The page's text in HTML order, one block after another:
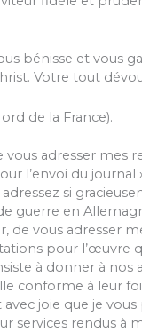
bénisse et vous
Votre tout
de la France).
vous adresser mes
l’envoi du journal
adressez si
guerre en
de vous adresser
pour l’œuvre
à donner à nos
conforme à leur
avec joie que je vous
services rendus à